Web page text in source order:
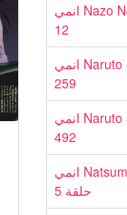
انمي Nazo No Kanojo X الحلقة
12
انمي Naruto Shippuden الحلقة
259
انمي Naruto Shippuden الحلقة
492
انمي Natsume Yuujinchou Shi
حلقة 5